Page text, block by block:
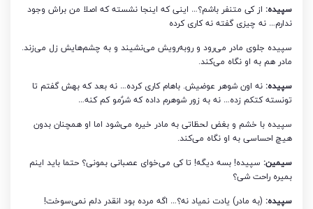
سپیده: از کی متنفر باشم؟… اینی که اینجا نشسته که اصلا من براش وجود
ندارم… نه چیزی گفته نه کاری کرده
سپیده جلوی مادر می‌رود و روبه‌رویش می‌نشیند و به چشم‌هایش زل می‌زند.
مادر هم به او نگاه می‌کند.
سپیده: نه اون شوهر عوضیش. باهام کاری کرده… نه بعد که بهش گفتم تا
تونسته کتکم زده… نه به زور شوهرم داده که شرٌمو کم کنه…
سپیده با خشم و بغض لحظاتی به مادر خیره می‌شود اما او همچنان بدون
هیچ احساسی به او نگاه می‌کند.
سیمین: سپیده! بسه دیگه! تا کی می‌خوای عصبانی بمونی؟ حتما باید اینم
بمیره راحت شی؟
سپیده: (به مادر) یادت نمیاد نه؟… اگه مرده بود انقدر دلم نمی‌سوخت!